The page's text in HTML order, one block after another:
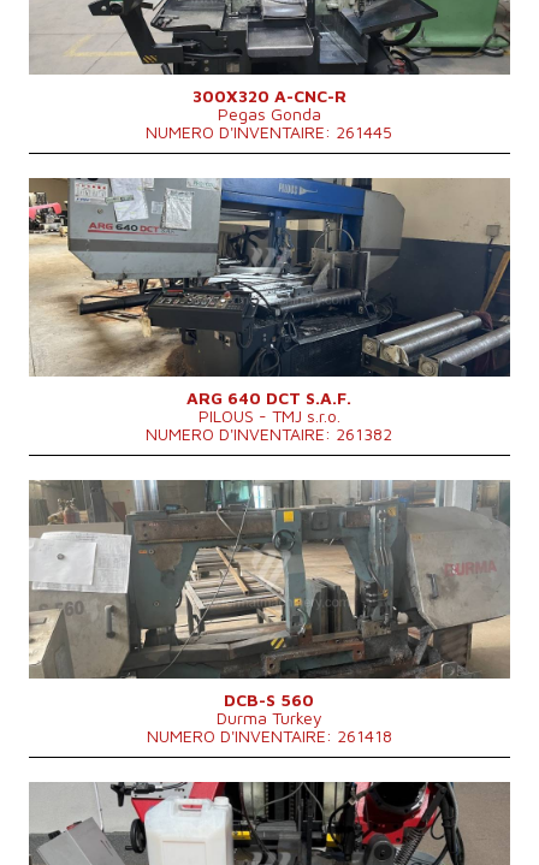
300X320 A-CNC-R
Pegas Gonda
NUMERO D'INVENTAIRE: 261445
Année de production:
2016
Diamètre maxi du materiel a couper640 mm
Poids totale de la machine
4300 kg
Puissance du moteur principal
9,2 kW
Système de contrôle
NON
ARG 640 DCT S.A.F.
PILOUS - TMJ s.r.o.
NUMERO D'INVENTAIRE: 261382
Année de production:
2014
Diamètre maxi du materiel a couper560 mm
Puissance du moteur principal
4 kW
Dimensions hors tout
3500x1400x2100 mm
Poids totale de la machine
3000 kg
Système de contrôle
NON
DCB-S 560
Durma Turkey
NUMERO D'INVENTAIRE: 261418
Année de production:
2018
Diamètre maxi du materiel a couper250 mm
Puissance du moteur principal
1,1 kW